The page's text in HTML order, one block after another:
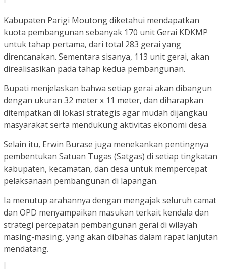
Kabupaten Parigi Moutong diketahui mendapatkan
kuota pembangunan sebanyak 170 unit Gerai KDKMP
untuk tahap pertama, dari total 283 gerai yang
direncanakan. Sementara sisanya, 113 unit gerai, akan
direalisasikan pada tahap kedua pembangunan.
Bupati menjelaskan bahwa setiap gerai akan dibangun
dengan ukuran 32 meter x 11 meter, dan diharapkan
ditempatkan di lokasi strategis agar mudah dijangkau
masyarakat serta mendukung aktivitas ekonomi desa.
Selain itu, Erwin Burase juga menekankan pentingnya
pembentukan Satuan Tugas (Satgas) di setiap tingkatan
kabupaten, kecamatan, dan desa untuk mempercepat
pelaksanaan pembangunan di lapangan.
Ia menutup arahannya dengan mengajak seluruh camat
dan OPD menyampaikan masukan terkait kendala dan
strategi percepatan pembangunan gerai di wilayah
masing-masing, yang akan dibahas dalam rapat lanjutan
mendatang.